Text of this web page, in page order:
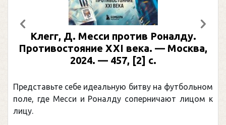
Клегг, Д. Месси против Роналду.
Противостояние XXI века. — Москва,
2024. — 457, [2] с.
Представьте себе идеальную битву на футбольном
поле, где Месси и Роналду соперничают лицом к
лицу.
Предыдущий